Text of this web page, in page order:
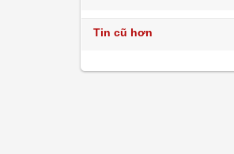
Tin cũ hơn